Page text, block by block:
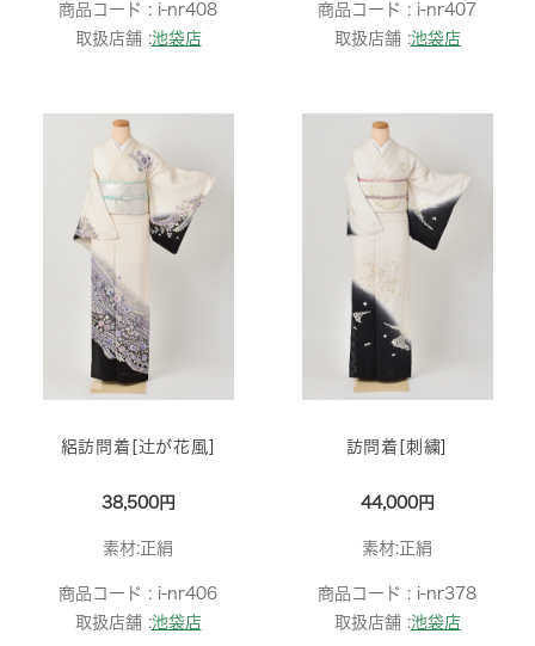
商品コード : i-nr408
取扱店舗 :池袋店
商品コード : i-nr407
取扱店舗 :池袋店
絽訪問着[辻が花風]
38,500円
素材:正絹
商品コード : i-nr406
取扱店舗 :池袋店
訪問着[刺繍]
44,000円
素材:正絹
商品コード : i-nr378
取扱店舗 :池袋店